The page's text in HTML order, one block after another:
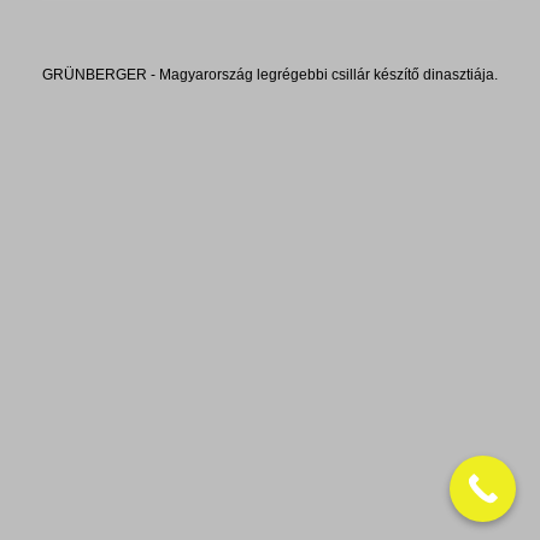
GRÜNBERGER - Magyarország legrégebbi csillár készítő dinasztiája.